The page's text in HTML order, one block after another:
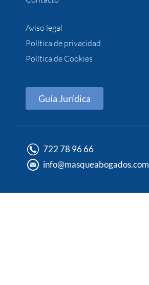
Aviso legal
Política de privacidad
Política de Cookies
Guía Jurídica
722 78 96 66
info@masqueabogados.com